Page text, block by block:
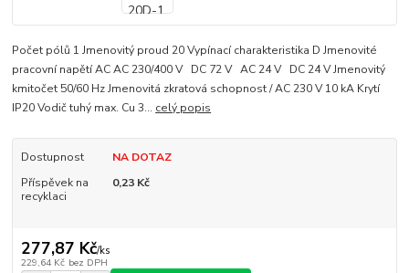
Počet pólů 1 Jmenovitý proud 20 Vypínací charakteristika D Jmenovité
pracovní napětí AC AC 230/400 V DC 72 V AC 24 V DC 24 V Jmenovitý
kmitočet 50/60 Hz Jmenovitá zkratová schopnost / AC 230 V 10 kA Krytí
IP20 Vodič tuhý max. Cu 3... celý popis
Dostupnost
NA DOTAZ
Příspěvek na
recyklaci
0,23 Kč
277,87 Kč/ks
229,64 Kč bez DPH